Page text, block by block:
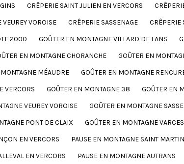
CRÊPERIE SAINT JULIEN EN VERCORS
VEUREY VOROISE CRÊPERIE SASSENAGE CRÊPERIE
2000 GOÛTER EN MONTAGNE VILLARD DE LANS
EN MONTAGNE CHORANCHE GOÛTER EN
MÉAUDRE GOÛTER EN MONTAGNE
VERCORS GOÛTER EN MONTAGNE 38
GOÛTER EN
VEUREY VOROISE GOÛTER EN MONTAGNE
PONT DE CLAIX GOÛTER EN MONTAGNE VARCES
EN VERCORS PAUSE EN MONTAGNE SAINT
EN VERCORS PAUSE EN MONTAGNE AUTRANS